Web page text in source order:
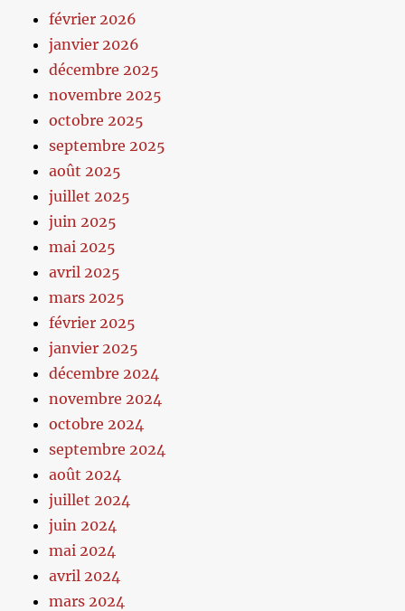
février 2026
janvier 2026
décembre 2025
novembre 2025
octobre 2025
septembre 2025
août 2025
juillet 2025
juin 2025
mai 2025
avril 2025
mars 2025
février 2025
janvier 2025
décembre 2024
novembre 2024
octobre 2024
septembre 2024
août 2024
juillet 2024
juin 2024
mai 2024
avril 2024
mars 2024